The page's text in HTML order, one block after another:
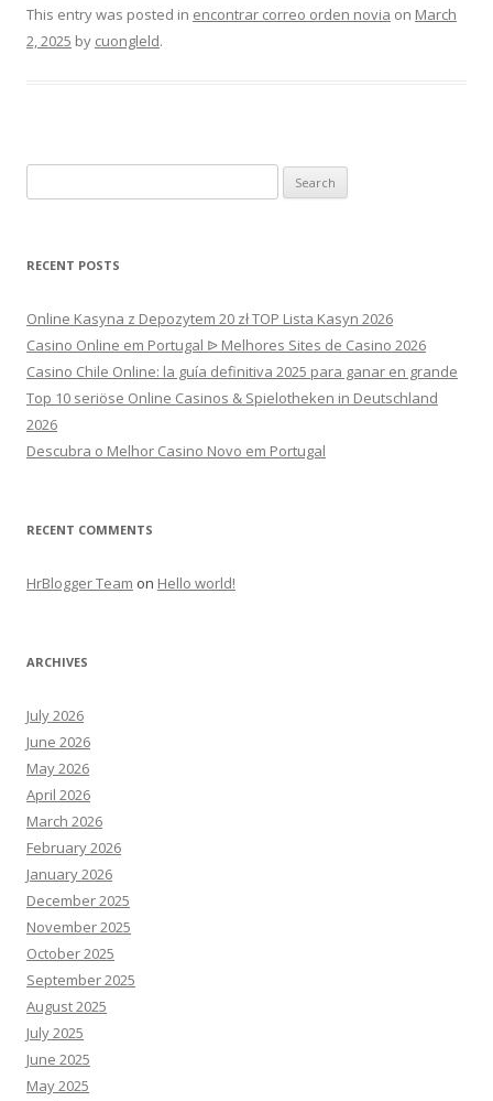
This entry was posted in encontrar correo orden novia on March
2, 2025 by cuongleld.
for:
RECENT POSTS
Online Kasyna z Depozytem 20 zł TOP Lista Kasyn 2026
Casino Online em Portugal ᐉ Melhores Sites de Casino 2026
Casino Chile Online: la guía definitiva 2025 para ganar en grande
Top 10 seriöse Online Casinos & Spielotheken in Deutschland
2026
Descubra o Melhor Casino Novo em Portugal
RECENT COMMENTS
HrBlogger Team on Hello world!
ARCHIVES
July 2026
June 2026
May 2026
April 2026
March 2026
February 2026
January 2026
December 2025
November 2025
October 2025
September 2025
August 2025
July 2025
June 2025
May 2025